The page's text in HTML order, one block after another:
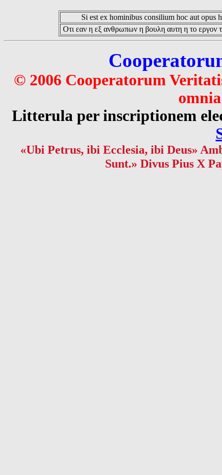
Si est ex hominibus consilium hoc aut opus
Οτι εαν η εξ ανθρωπων η βουλη αυτη η το εργον
© 2006 Cooperatorum
Litterula per inscriptionem
«Ubi Petrus, ibi Ecclesia, ibi Deus»
Sunt.» Divus Pius X